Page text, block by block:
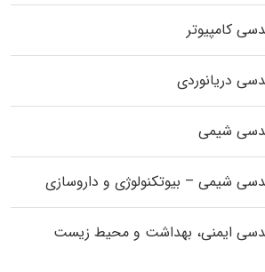
کامپیوتر
دریانوردی
شیمی
شیمی – بیوتکنولوژی و داروسازی
ایمنی، بهداشت و محیط زیست